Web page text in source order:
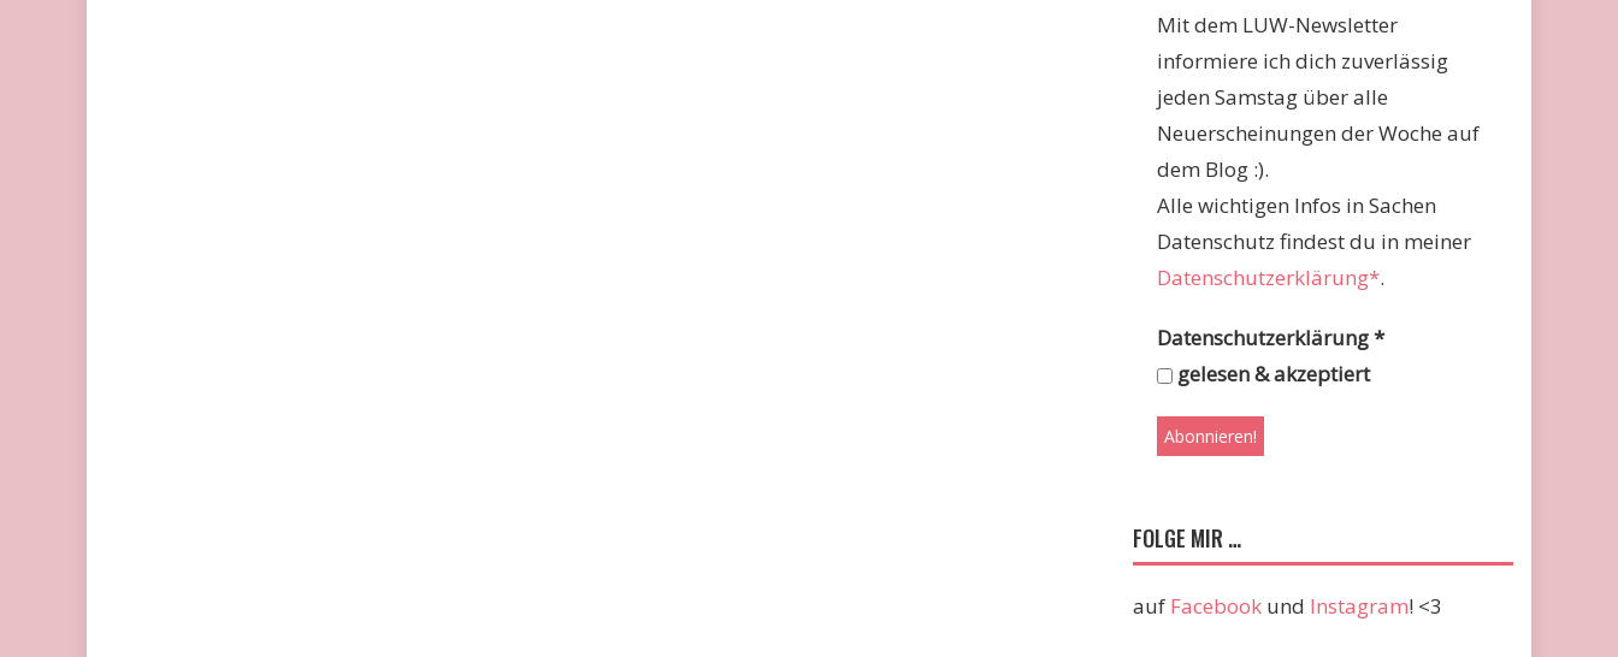
Mit dem LUW-Newsletter
informiere ich dich zuverlässig
jeden Samstag über alle
Neuerscheinungen der Woche auf
dem Blog :).
Alle wichtigen Infos in Sachen
Datenschutz findest du in meiner
Datenschutzerklärung*.
Datenschutzerklärung*
gelesen & akzeptiert
FOLGE MIR …
auf Facebook und Instagram! <3